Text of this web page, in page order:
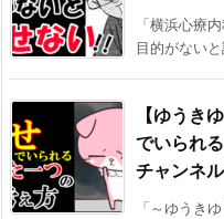
「横浜心療
目的がない
【ゆうき
でいられ
チャンネ
「～ゆうき